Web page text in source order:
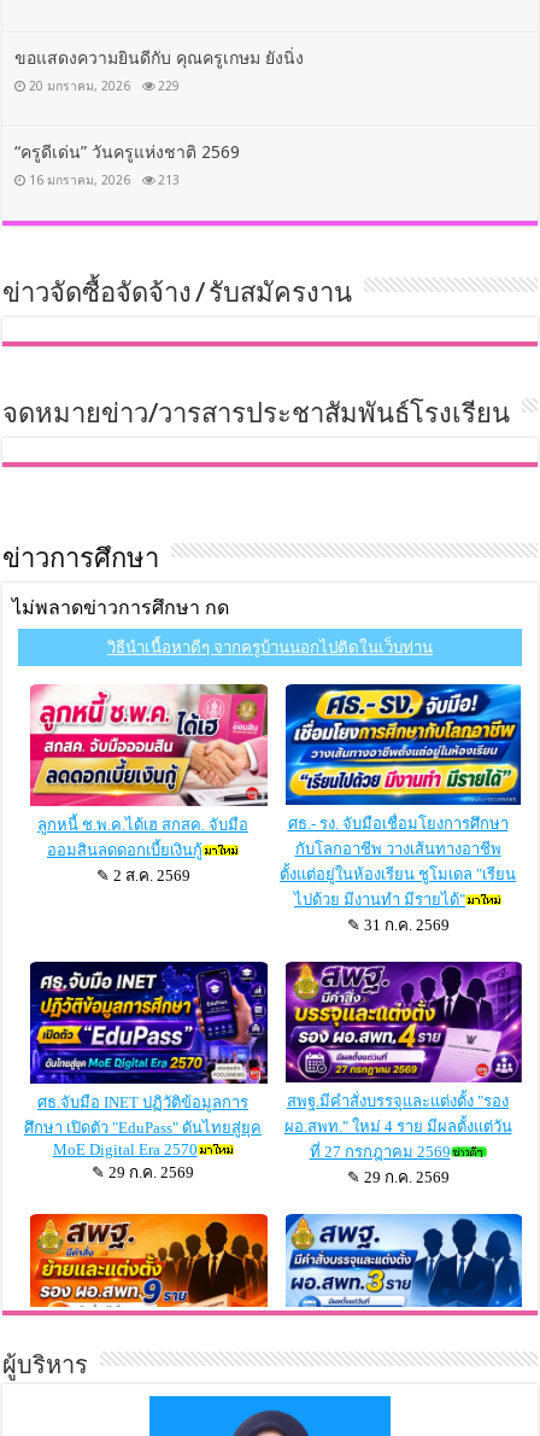
ขอแสดงความยินดีกับ คุณครูเกษม ยังนิ่ง
20 มกราคม, 2026
“ครูดีเด่น” วันครูแห่งชาติ 2569
16 มกราคม, 2026
ข่าวจัดซื้อจัดจ้าง / รับสมัครงาน
จดหมายข่าว/วารสารประชาสัมพันธ์โรงเรียน
ข่าวการศึกษา
ผู้บริหาร